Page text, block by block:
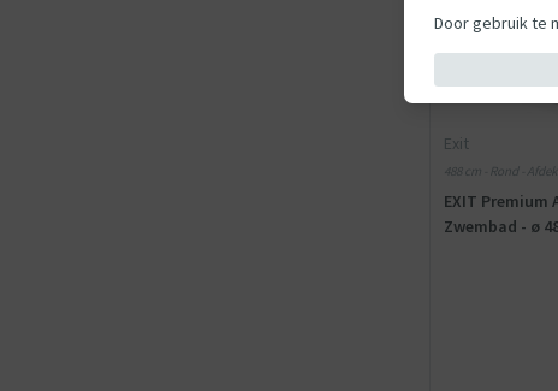
Exit
488 cm - Rond -
EXIT Premium
Zwembad - ø
Door gebruik te